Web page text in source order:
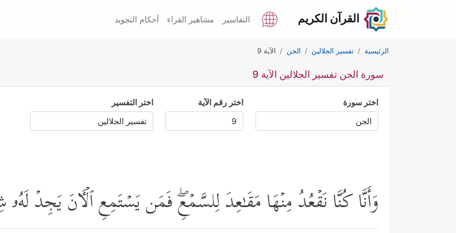
القرآن الكريم التفاسير مشاهير القراء أحكام التجويد
الرئيسية تفسير الجلالين الجن الآية 9
سورة الجن تفسير الجلالين الآية 9
اختر سورة اختر رقم الآية اختر التفسير
وَأَنَّا كُنَّا نَقۡعُدُ مِنۡهَا مَقَـٰعِدَ لِلسَّمۡعِۖ فَمَن یَسۡتَمِعِ ٱلۡـَٔانَ یَجِدۡ